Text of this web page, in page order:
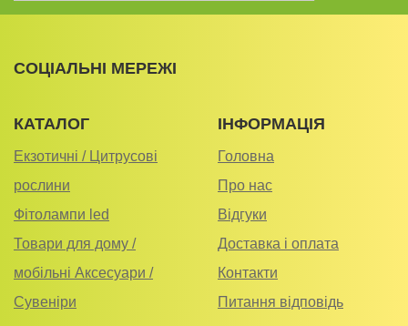
СОЦІАЛЬНІ МЕРЕЖІ
КАТАЛОГ
Екзотичні / Цитрусові
рослини
Фітолампи led
Товари для дому /
мобільні Аксесуари /
Сувеніри
ІНФОРМАЦІЯ
Головна
Про нас
Відгуки
Доставка і оплата
Контакти
Питання відповідь